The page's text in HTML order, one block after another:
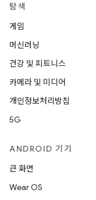
탐색
게임
머신러닝
건강 및 피트니스
카메라 및 미디어
개인정보처리방침
5G
ANDROID 기기
큰 화면
Wear OS